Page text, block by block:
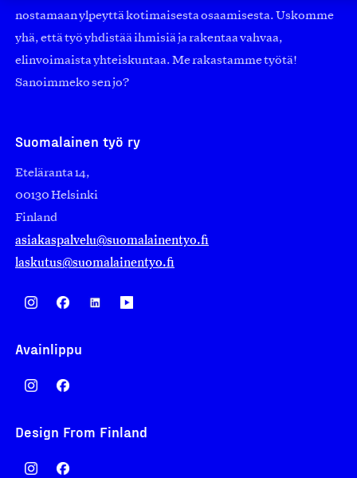
nostamaan ylpeyttä kotimaisesta osaamisesta. Uskomme
yhä, että työ yhdistää ihmisiä ja rakentaa vahvaa,
elinvoimaista yhteiskuntaa. Me rakastamme työtä!
Sanoimmeko sen jo?
Suomalainen työ ry
Eteläranta 14,
00130 Helsinki
Finland
asiakaspalvelu@suomalainentyo.fi
laskutus@suomalainentyo.fi
Avainlippu
Design From Finland